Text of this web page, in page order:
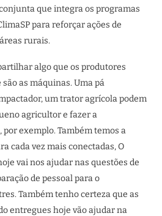
que integra os programas
para reforçar ações de
rurais.
algo que os produtores
as máquinas. Uma pá
um trator agrícola podem
agricultor e fazer a
exemplo. Também temos a
cada vez mais conectadas, O
vai nos ajudar nas questões de
de pessoal para o
Também tenho certeza que as
entregues hoje vão ajudar na